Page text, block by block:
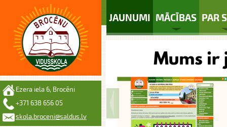
JAUNUMI MĀCĪBAS PAR
Ezera iela 6, Brocēni
+371 638 656 05
skola.broceni@saldus.lv